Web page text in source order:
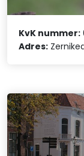
KvK nummer:
Adres: